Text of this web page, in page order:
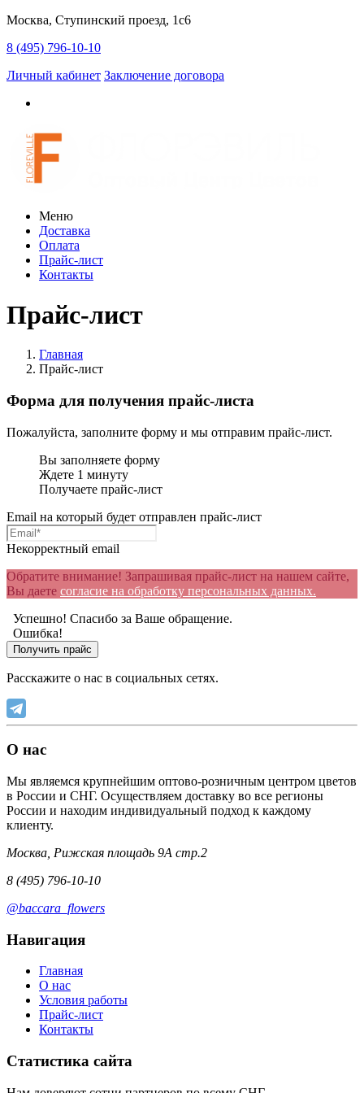
Москва, Ступинский проезд, 1c6
8 (495) 796-10-10
Личный кабинет Заключение договора
Меню
Доставка
Оплата
Прайс-лист
Контакты
Прайс-лист
Главная
Прайс-лист
Форма для получения прайс-листа
Пожалуйста, заполните форму и мы отправим прайс-лист.
Вы заполняете форму
Ждете 1 минуту
Получаете прайс-лист
Email на который будет отправлен прайс-лист
Некорректный email
Обратите внимание! Запрашивая прайс-лист на нашем сайте,
Вы даете согласие на обработку персональных данных.
Успешно! Спасибо за Ваше обращение.
Ошибка!
Расскажите о нас в социальных сетях.
О нас
Мы являемся крупнейшим оптово-розничным центром цветов
в России и СНГ. Осуществляем доставку во все регионы
России и находим индивидуальный подход к каждому
клиенту.
Москва, Рижская площадь 9А стр.2
8 (495) 796-10-10
@baccara_flowers
Навигация
Главная
О нас
Условия работы
Прайс-лист
Контакты
Статистика сайта